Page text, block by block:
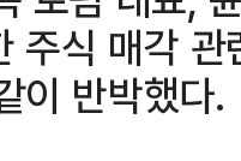
주식 매각
이 반박했다.